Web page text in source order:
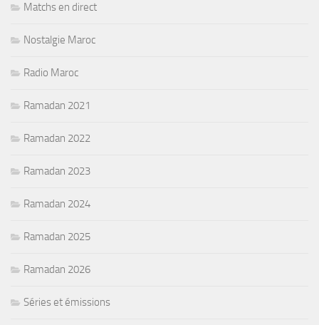
Matchs en direct
Nostalgie Maroc
Radio Maroc
Ramadan 2021
Ramadan 2022
Ramadan 2023
Ramadan 2024
Ramadan 2025
Ramadan 2026
Séries et émissions